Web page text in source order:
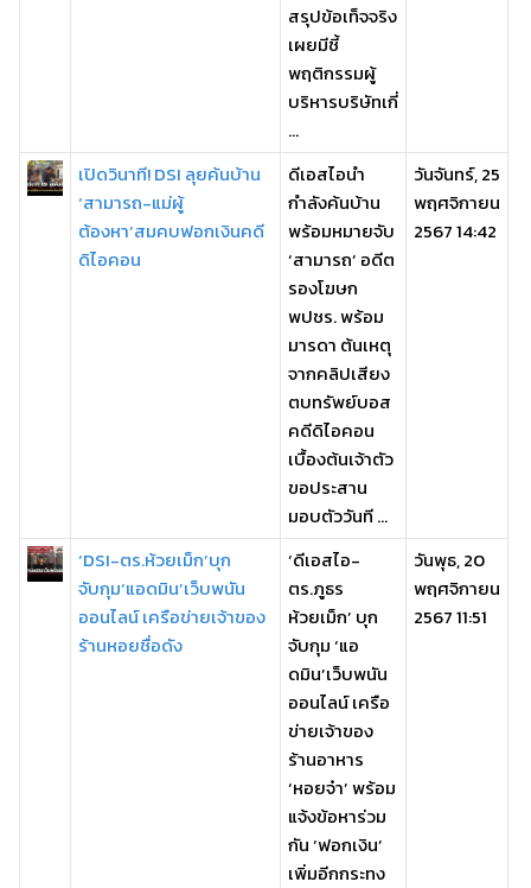
สรุปข้อเท็จจริง
เผยมีชี้
พฤติกรรมผู้
บริหารบริษัทเกี่
...
เปิดวินาที! DSI ลุยค้นบ้าน
‘สามารถ-แม่ผู้
ต้องหา’สมคบฟอกเงินคดี
ดิไอคอน
ดีเอสไอนำ
กำลังค้นบ้าน
พร้อมหมายจับ
‘สามารถ’ อดีต
รองโฆษก
พปชร. พร้อม
มารดา ต้นเหตุ
จากคลิปเสียง
ตบทรัพย์บอส
คดีดิไอคอน
เบื้องต้นเจ้าตัว
ขอประสาน
มอบตัววันที ...
วันจันทร์, 25
พฤศจิกายน
2567 14:42
‘DSI-ตร.ห้วยเม็ก’บุก
จับกุม‘แอดมิน’เว็บพนัน
ออนไลน์ เครือข่ายเจ้าของ
ร้านหอยชื่อดัง
‘ดีเอสไอ-
ตร.ภูธร
ห้วยเม็ก’ บุก
จับกุม ‘แอ
ดมิน’เว็บพนัน
ออนไลน์ เครือ
ข่ายเจ้าของ
ร้านอาหาร
‘หอยจ๋า’ พร้อม
แจ้งข้อหาร่วม
กัน ‘ฟอกเงิน’
เพิ่มอีกกระทง
วันพุธ, 20
พฤศจิกายน
2567 11:51